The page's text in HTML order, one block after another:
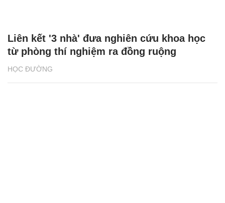
HỌC ĐƯỜNG
Liên kết '3 nhà' đưa nghiên cứu khoa học
từ phòng thí nghiệm ra đồng ruộng